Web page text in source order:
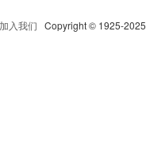
加入我们 Copyright © 1925-2025